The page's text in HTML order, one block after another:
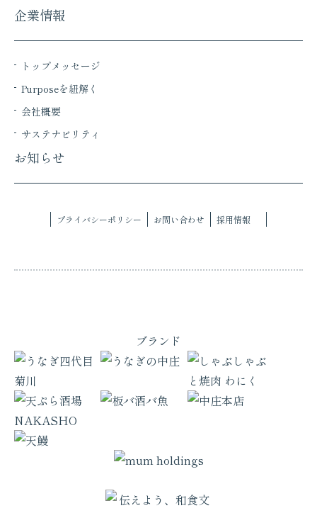
企業情報
トップメッセージ
Purposeを紐解く
会社概要
サステナビリティ
お知らせ
プライバシーポリシー お問い合わせ 採用情報
ブランド